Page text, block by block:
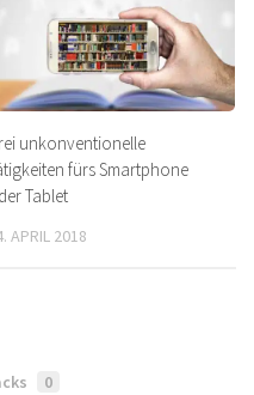
unkonventionelle
fürs Smartphone
Tablet
APRIL 2018
0